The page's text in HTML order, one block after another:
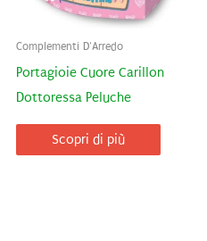
Complementi D'Arredo
Portagioie Cuore Carillon
Dottoressa Peluche
Scopri di più